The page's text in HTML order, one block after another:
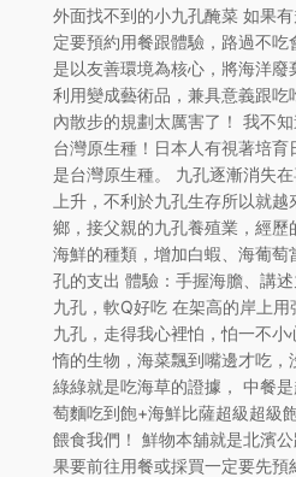
外面找不到的小九孔醃菜 如果
定要預約用餐跟體驗，路過不吃
是以友善環境為核心，將海洋
利用變成藝術品，兼具意義跟吃
內散步的規劃太厲害了！ 我不
台灣原生種！日本人有視著培
是台灣原生種。 九孔逐漸消失
上升，不利於九孔生存所以就
鄉，接父親的九孔養殖業，經歷
海鮮的種類，增加白蝦、海葡
孔的支出 體驗：手握海膽、講
九孔，軟Q好吃 在架高的岸上
九孔，走得我心裡怕，怕一不
惰的生物，海菜飄到嘴邊才吃
綠綠就是吃海草的證據， 中餐
萄麵吃到飽+海鮮比薩超級超級
餵食我們！ 鮮物本舖就是北濱
果要前往用餐或採買一定要先